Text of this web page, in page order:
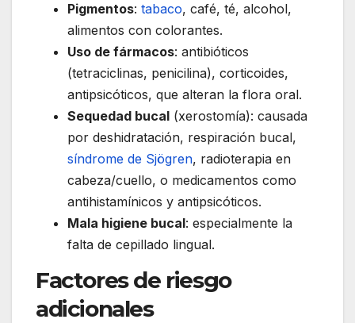
Pigmentos: tabaco, café, té, alcohol,
alimentos con colorantes.
Uso de fármacos: antibióticos
(tetraciclinas, penicilina), corticoides,
antipsicóticos, que alteran la flora oral.
Sequedad bucal (xerostomía): causada
por deshidratación, respiración bucal,
síndrome de Sjögren, radioterapia en
cabeza/cuello, o medicamentos como
antihistamínicos y antipsicóticos.
Mala higiene bucal: especialmente la
falta de cepillado lingual.
Factores de riesgo
adicionales